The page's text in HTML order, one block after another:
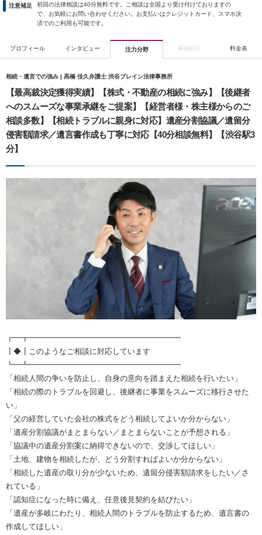
注意補足
初回の法律相談は40分無料です。ご相談は全国より受け付けておりますの
で、お気軽にお問い合わせください。お支払いはクレジットカード、スマホ決
済でのご利用も可能です。
プロフィール インタビュー 注力分野 事例紹介 料金表
相続・遺言での強み | 髙橋 佳久弁護士 渋谷ブレイン法律事務所
【最高裁決定獲得実績】【株式・不動産の相続に強み】【後継者
へのスムーズな事業承継をご提案】【経営者様・株主様からのご
相談多数】【相続トラブルに親身に対応】遺産分割協議／遺留分
侵害額請求／遺言書作成も丁寧に対応【40分相談無料】【渋谷駅3
分】
┏━┳━━━━━━━━━━━━━━━━━━━━
┃◆┃このようなご相談に対応しています
┗━┻━━━━━━━━━━━━━━━━━━━━
「相続人間の争いを防止し、自身の意向を踏まえた相続を行いたい」
「相続の際のトラブルを回避し、後継者に事業をスムーズに移行させた
い」
「父の経営していた会社の株式をどう相続してよいか分からない」
「遺産分割協議がまとまらない／まとまらないことが予想される」
「協議中の遺産分割案に納得できないので、交渉してほしい」
「土地、建物を相続したが、どう分割すればよいか分からない」
「相続した遺産の取り分が少ないため、遺留分侵害額請求をしたい／さ
れている」
「認知症になった時に備え、任意後見契約を結びたい」
「遺産が多岐にわたり、相続人間のトラブルを防止するため、遺言書の
作成してほしい」